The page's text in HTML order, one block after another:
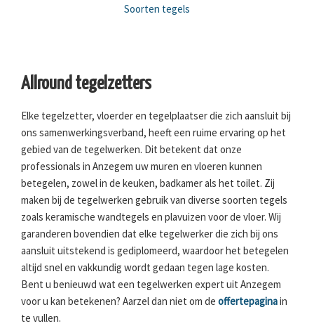
Soorten tegels
Allround tegelzetters
Elke tegelzetter, vloerder en tegelplaatser die zich aansluit bij
ons samenwerkingsverband, heeft een ruime ervaring op het
gebied van de tegelwerken. Dit betekent dat onze
professionals in Anzegem uw muren en vloeren kunnen
betegelen, zowel in de keuken, badkamer als het toilet. Zij
maken bij de tegelwerken gebruik van diverse soorten tegels
zoals keramische wandtegels en plavuizen voor de vloer. Wij
garanderen bovendien dat elke tegelwerker die zich bij ons
aansluit uitstekend is gediplomeerd, waardoor het betegelen
altijd snel en vakkundig wordt gedaan tegen lage kosten.
Bent u benieuwd wat een tegelwerken expert uit Anzegem
voor u kan betekenen? Aarzel dan niet om de offertepaginain
te vullen.